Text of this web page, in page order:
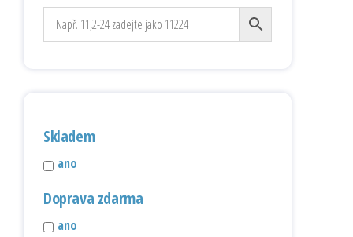
Skladem
ano
Doprava zdarma
ano